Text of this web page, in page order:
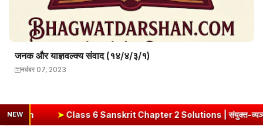
जनक और याज्ञवल्क्य संवाद (१४/४/३/१)
नवंबर 07, 2023
NEW6 Sanskrit Chapter 2 Solutions | संयुक्त-व्यञ्जनानि (दीपकम) |